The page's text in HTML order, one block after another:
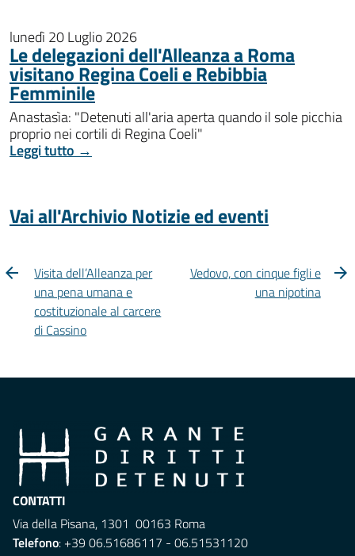
lunedì 20 Luglio 2026
Le delegazioni dell'Alleanza a Roma
visitano Regina Coeli e Rebibbia
Femminile
Anastasìa: "Detenuti all'aria aperta quando il sole picchia
proprio nei cortili di Regina Coeli"
Leggi tutto →
Vai all'Archivio Notizie ed eventi
Visita dell’Alleanza per
una pena umana e
costituzionale al carcere
di Cassino
Vedovo, con cinque figli e
una nipotina
CONTATTI
Via della Pisana, 1301 00163 Roma
Telefono: +39 06.51686117 - 06.51531120